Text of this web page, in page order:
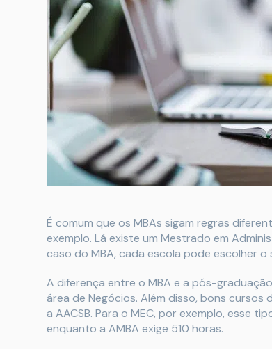
É comum que os MBAs sigam regras
exemplo. Lá existe um Mestrado em
caso do MBA, cada escola pode escolher o
A diferença entre o MBA e a pós-graduação
área de Negócios. Além disso, bons cursos
a AACSB. Para o MEC, por exemplo, esse
enquanto a AMBA exige 510 horas.